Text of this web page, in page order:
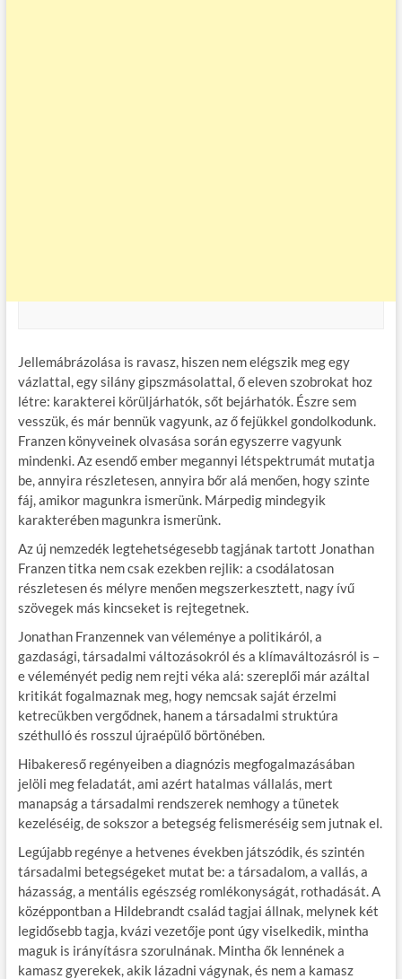
Jellemábrázolása is ravasz, hiszen nem elégszik meg egy
vázlattal, egy silány gipszmásolattal, ő eleven szobrokat hoz
létre: karakterei körüljárhatók, sőt bejárhatók. Észre sem
vesszük, és már bennük vagyunk, az ő fejükkel gondolkodunk.
Franzen könyveinek olvasása során egyszerre vagyunk
mindenki. Az esendő ember megannyi létspektrumát mutatja
be, annyira részletesen, annyira bőr alá menően, hogy szinte
fáj, amikor magunkra ismerünk. Márpedig mindegyik
karakterében magunkra ismerünk.
Az új nemzedék legtehetségesebb tagjának tartott Jonathan
Franzen titka nem csak ezekben rejlik: a csodálatosan
részletesen és mélyre menően megszerkesztett, nagy ívű
szövegek más kincseket is rejtegetnek.
Jonathan Franzennek van véleménye a politikáról, a
gazdasági, társadalmi változásokról és a klímaváltozásról is –
e véleményét pedig nem rejti véka alá: szereplői már azáltal
kritikát fogalmaznak meg, hogy nemcsak saját érzelmi
ketrecükben vergődnek, hanem a társadalmi struktúra
széthulló és rosszul újraépülő börtönében.
Hibakereső regényeiben a diagnózis megfogalmazásában
jelöli meg feladatát, ami azért hatalmas vállalás, mert
manapság a társadalmi rendszerek nemhogy a tünetek
kezeléséig, de sokszor a betegség felismeréséig sem jutnak el.
Legújabb regénye a hetvenes években játszódik, és szintén
társadalmi betegségeket mutat be: a társadalom, a vallás, a
házasság, a mentális egészség romlékonyságát, rothadását. A
középpontban a Hildebrandt család tagjai állnak, melynek két
legidősebb tagja, kvázi vezetője pont úgy viselkedik, mintha
maguk is irányításra szorulnának. Mintha ők lennének a
kamasz gyerekek, akik lázadni vágynak, és nem a kamasz